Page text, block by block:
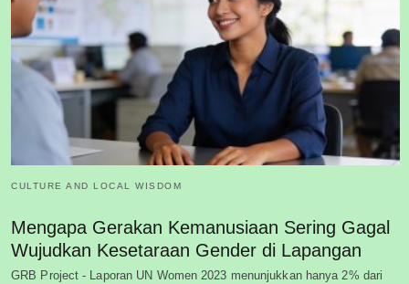
CULTURE AND LOCAL WISDOM
Mengapa Gerakan Kemanusiaan Sering Gagal
Wujudkan Kesetaraan Gender di Lapangan
GRB Project - Laporan UN Women 2023 menunjukkan hanya 2% dari